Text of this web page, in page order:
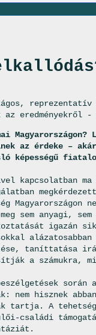
reprezentatív
az eredményekről -
az érdeke –
képességű
kapcsolatban ma
sem anyagi,
igazán
taníttatása
a számukra,
során
nem hisznek
tartja. A
családi